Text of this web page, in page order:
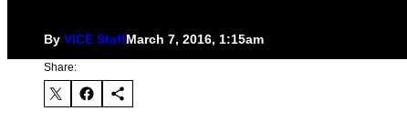
By VICE StaffMarch 7, 2016, 1:15am
Share: